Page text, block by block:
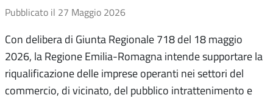
Pubblicato il 27 Maggio 2026
Con delibera di Giunta Regionale 718 del 18 maggio
2026, la Regione Emilia-Romagna intende supportare la
riqualificazione delle imprese operanti nei settori del
commercio, di vicinato, del pubblico intrattenimento e